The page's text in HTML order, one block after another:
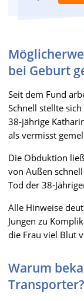
bei Geburt
Seit dem Fund
Schnell stellte
38-jährige
als vermisst
Die Obduktion
von Außen
Tod der 38-
Alle Hinweise
Jungen zu
die Frau viel Blut
Warum
Transporter?